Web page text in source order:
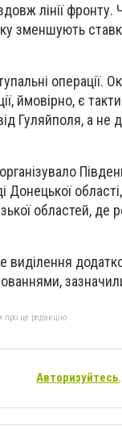
лінії фронту.
зменшують
операції.
ймовірно, є
Гуляйполя, а не
Донецької
областей, де
про це редакцію
Авторизуйтесь